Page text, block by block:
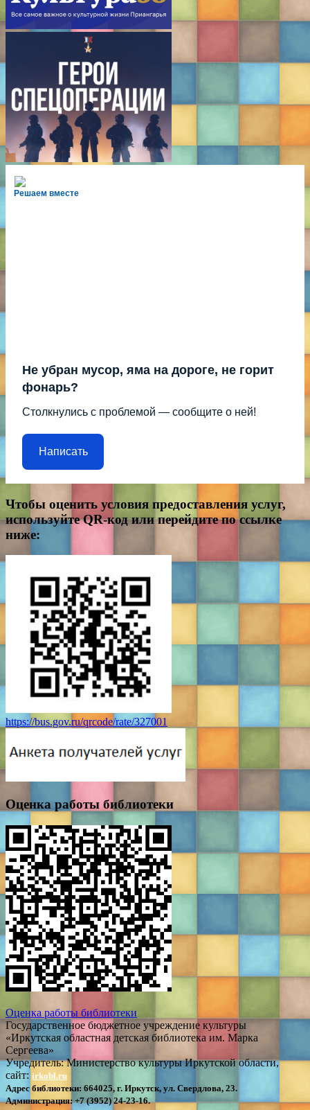
Решаем вместе
Не убран мусор, яма на дороге, не горит
фонарь?
Столкнулись с проблемой — сообщите о ней!
Написать
Чтобы оценить условия предоставления услуг,
используйте QR-код или перейдите по ссылке
ниже:
https://bus.gov.ru/qrcode/rate/327001
Оценка работы библиотеки
Оценка работы библиотеки
Государственное бюджетное учреждение культуры
«Иркутская областная детская библиотека им. Марка
Сергеева»
Учредитель: Министерство культуры Иркутской области,
сайт: irkobl.ru
Адрес библиотеки: 664025, г. Иркутск, ул. Свердлова, 23.
Администрация:+7 (3952) 24-23-16.